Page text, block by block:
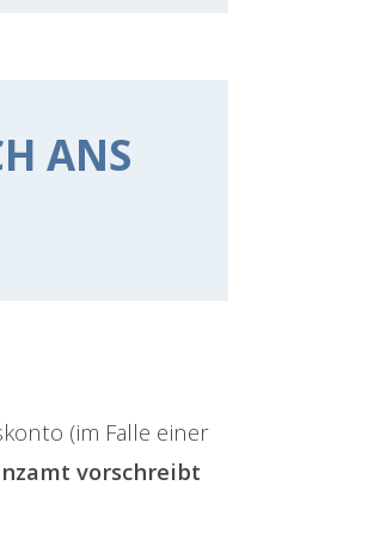
ANS
(im Falle einer
vorschreibt